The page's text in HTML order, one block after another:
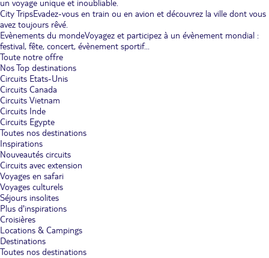
un voyage unique et inoubliable.
City TripsEvadez-vous en train ou en avion et découvrez la ville dont vous
avez toujours rêvé.
Evènements du mondeVoyagez et participez à un évènement mondial :
festival, fête, concert, évènement sportif...
Toute notre offre
Nos Top destinations
Circuits Etats-Unis
Circuits Canada
Circuits Vietnam
Circuits Inde
Circuits Egypte
Toutes nos destinations
Inspirations
Nouveautés circuits
Circuits avec extension
Voyages en safari
Voyages culturels
Séjours insolites
Plus d'inspirations
Croisières
Locations & Campings
Destinations
Toutes nos destinations